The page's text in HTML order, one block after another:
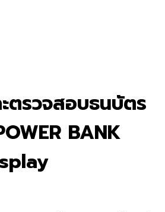
ตรวจสอบธนบัตร
BANK